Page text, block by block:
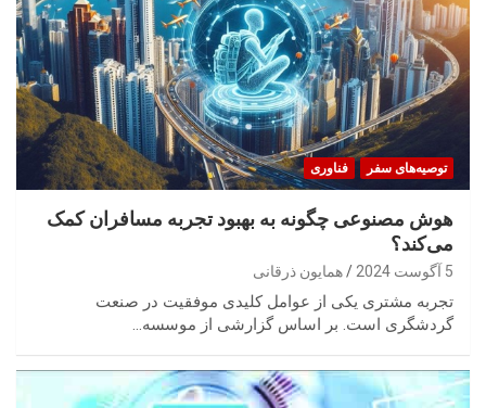
توصیه‌های سفر فناوری
هوش مصنوعی چگونه به بهبود تجربه مسافران کمک
می‌کند؟
5 آگوست 2024 همایون ذرقانی
تجربه مشتری یکی از عوامل کلیدی موفقیت در صنعت
گردشگری است. بر اساس گزارشی از موسسه…